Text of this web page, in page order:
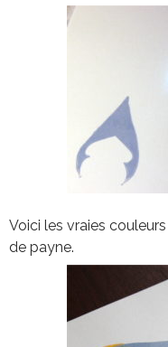
Voici les vraies
de payne.